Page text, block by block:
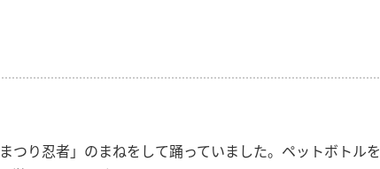
つり忍者」のまねをして踊っていました。ペットボトルを